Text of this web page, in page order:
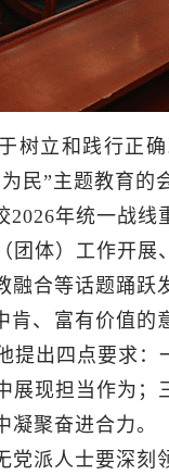
树立和践行正
民”主题教育的
年统一战
团体）工作开
合等话题踊跃
肯、富有价值
提出四点要求
现担当作为；
聚奋进合力。
党派人士要深